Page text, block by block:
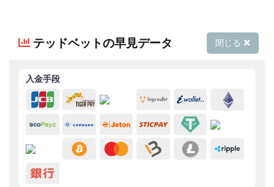
評判
種類
スマホ
iOS対応
スマホのユーザビリティ
テッドベットの早見データ 閉じる
入金手段